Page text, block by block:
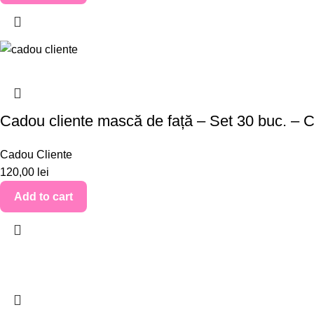
Cadou cliente mască de față – Set 30 buc. –
Cadou Cliente
120,00 lei
Add to cart